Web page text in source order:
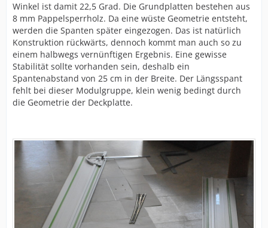
Winkel ist damit 22,5 Grad. Die Grundplatten bestehen aus
8 mm Pappelsperrholz. Da eine wüste Geometrie entsteht,
werden die Spanten später eingezogen. Das ist natürlich
Konstruktion rückwärts, dennoch kommt man auch so zu
einem halbwegs vernünftigen Ergebnis. Eine gewisse
Stabilität sollte vorhanden sein, deshalb ein
Spantenabstand von 25 cm in der Breite. Der Längsspant
fehlt bei dieser Modulgruppe, klein wenig bedingt durch
die Geometrie der Deckplatte.